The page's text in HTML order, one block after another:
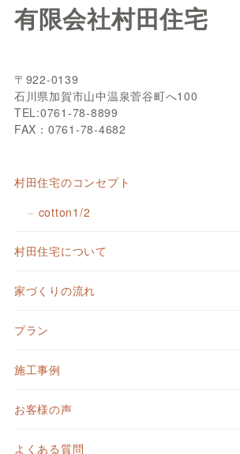
有限会社村田住宅
〒922-0139
石川県加賀市山中温泉菅谷町へ100
TEL:0761-78-8899
FAX：0761-78-4682
村田住宅のコンセプト
cotton1/2
村田住宅について
家づくりの流れ
プラン
施工事例
お客様の声
よくある質問